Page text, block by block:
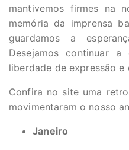
mantivemos firmes na
memória da imprensa
guardamos a
Desejamos continuar a
liberdade de expressão e
Confira no site uma
movimentaram o nosso
Janeiro